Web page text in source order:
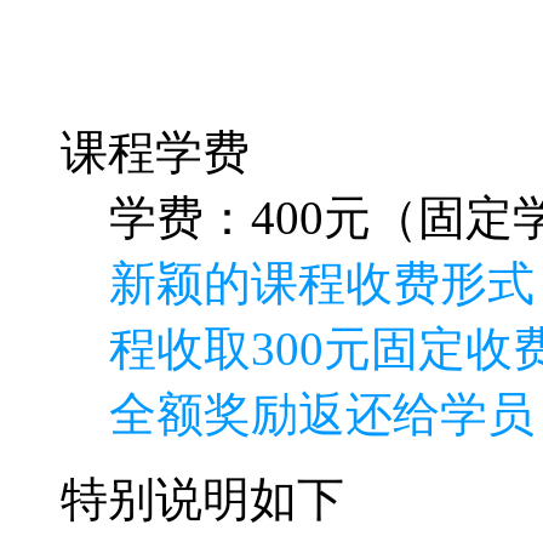
课程学费
学费：400元（固定
新颖的课程收费形
程收取300元固定收
全额奖励返还给学
特别说明如下